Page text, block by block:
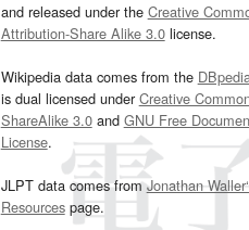
and released under the Creative
Attribution-Share Alike 3.0license.
Wikipedia data comes from the
is dual licensed underCreative
ShareAlike 3.0and GNU Free
License.
JLPT data comes fromJonathan
Resourcespage.